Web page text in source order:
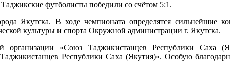
футболисты победили со счётом 5:1.
Якутска. В ходе чемпионата определятся сильнейшие
культуры и спорта Окружной администрации г. Якутска.
«Союз Таджикистанцев Республики Саха
Республики Саха (Якутия)». Особую